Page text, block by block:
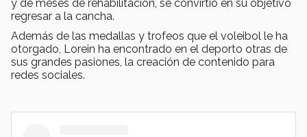
y de meses de rehabilitación, se convirtió en su objetivo
regresar a la cancha.
Además de las medallas y trofeos que el voleibol le ha
otorgado, Lorein ha encontrado en el deporto otras de
sus grandes pasiones, la creación de contenido para
redes sociales.